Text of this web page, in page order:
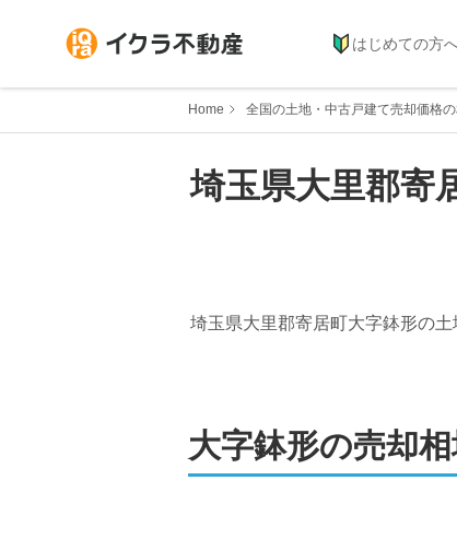
はじめての方
Home 全国の土地・中古戸建て売却価格
埼玉県大里郡寄
埼玉県大里郡寄居町大字鉢形の土
大字鉢形の売却